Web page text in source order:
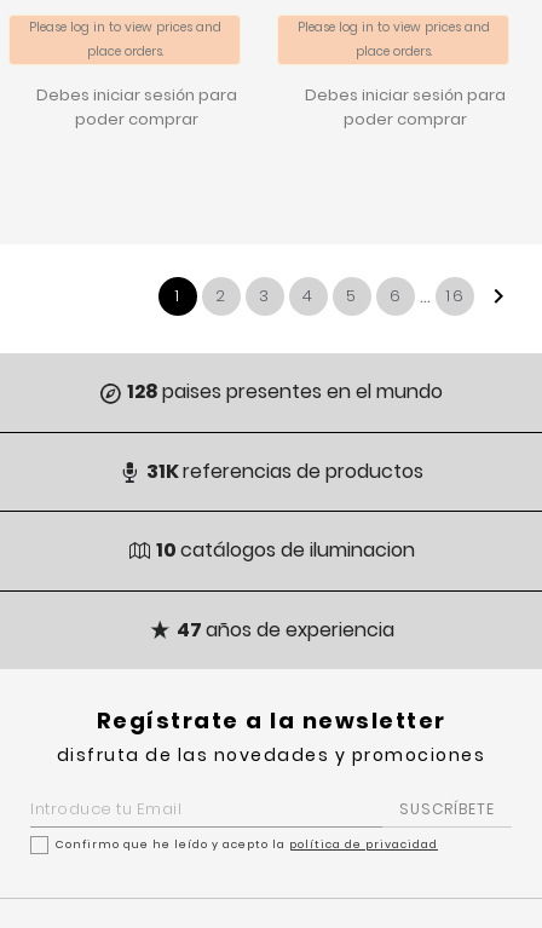
Please log in to view prices and
place orders.
Debes iniciar sesión para
poder comprar
Please log in to view prices and
place orders.
Debes iniciar sesión para
poder comprar
1 2 3 4 5 6 … 16 
128paises presentes en el mundo
31Kreferencias de productos
10catálogos de iluminacion
47años de experiencia
regístrate a la newsletter
disfruta de las novedades y promociones
SUSCRÍBETE
Confirmo que he leído y acepto la política de privacidad